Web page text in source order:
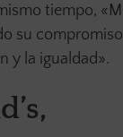
tiempo,
su
y la igualdad».